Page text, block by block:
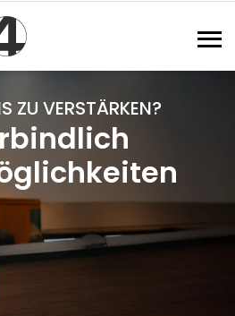
ZU VERSTÄRKEN?